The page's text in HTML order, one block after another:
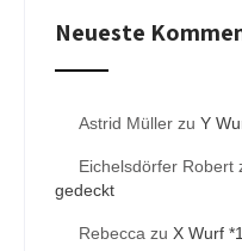
Neueste
Astrid Müller zu Y
Eichelsdörfer Robert
gedeckt
Rebecca zu X Wurf